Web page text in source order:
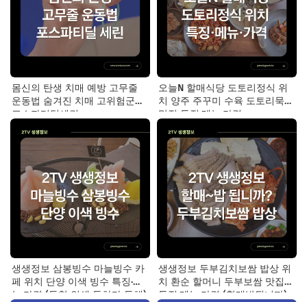
몸신의 탄생 치매 예방 고무줄
운동법 숨겨진 치매 고위험군｜
포스파티딜세린
오늘N 할매식당 도토리정식 위
치 양주 주꾸미 수육 도토리묵
맛집 특징·메뉴·가격
생생정보 삼봉빙수 마늘빙수 카
페 위치 단양 이색 빙수 특징·메
뉴·가격 (독한 인생 독하다 독해)
생생정보 두부김치보쌈 밥상 위
치 환순 할머니 두부보쌈 맛집
특징·메뉴·가격 (할매밥됩니까)